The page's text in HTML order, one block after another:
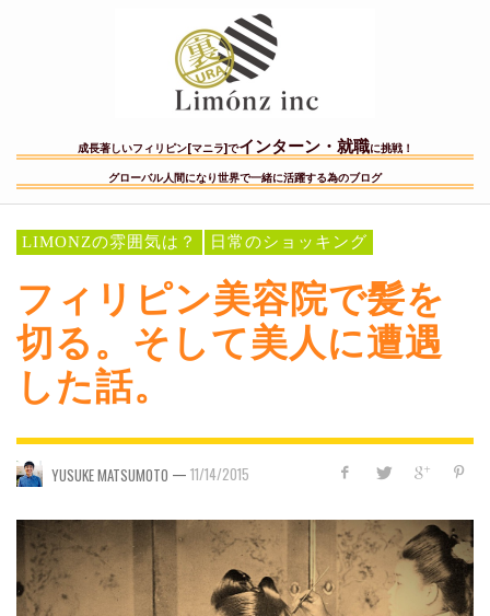
成長著しいフィリピン[マニラ]でインターン・就職に挑戦！
グローバル人間になり世界で一緒に活躍する為のブログ
LIMONZの雰囲気は？ 日常のショッキング
フィリピン美容院で髪を
切る。そして美人に遭遇
した話。
YUSUKE MATSUMOTO — 11/14/2015